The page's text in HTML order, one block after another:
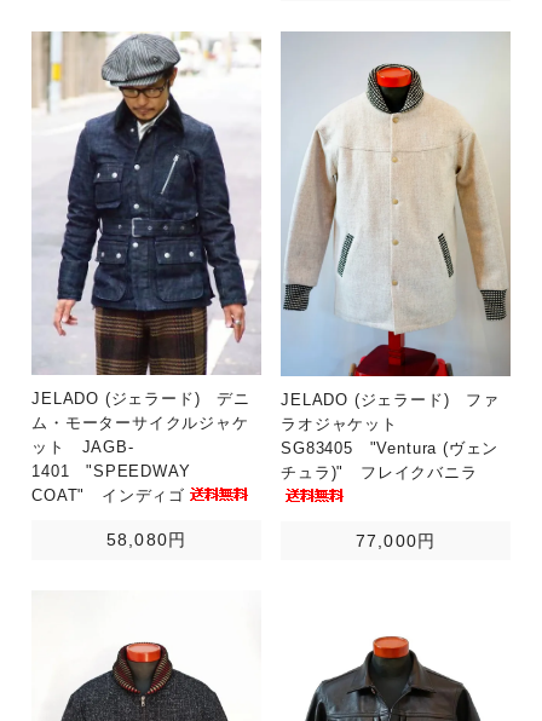
JELADO (ジェラード) デニ
ム・モーターサイクルジャケ
ット JAGB-
1401 "SPEEDWAY
COAT" インディゴ
58,080円
JELADO (ジェラード) ファ
ラオジャケット
SG83405 "Ventura (ヴェン
チュラ)" フレイクバニラ
77,000円